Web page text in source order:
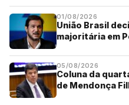
01/08/2026
União Brasil
majoritária em
05/08/2026
Coluna da
de Mendonça